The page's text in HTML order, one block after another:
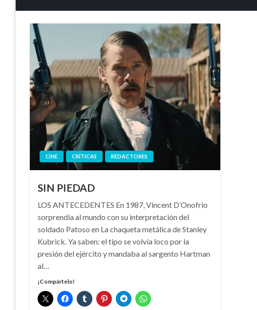
CINE CRÍTICAS REDACTORES
SIN PIEDAD
LOS ANTECEDENTES En 1987, Vincent D’Onofrio
sorprendía al mundo con su interpretación del
soldado Patoso en La chaqueta metálica de Stanley
Kubrick. Ya saben: el tipo se volvía loco por la
presión del ejército y mandaba al sargento Hartman
al…
¡Compártelo!